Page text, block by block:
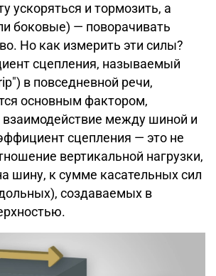
ускоряться и тормозить, а
боковые) — поворачивать
Но как измерить эти силы?
сцепления, называемый
в повседневной речи,
основным фактором,
между шиной и
сцепления — это не
вертикальной нагрузки,
шину, к сумме касательных сил
создаваемых в